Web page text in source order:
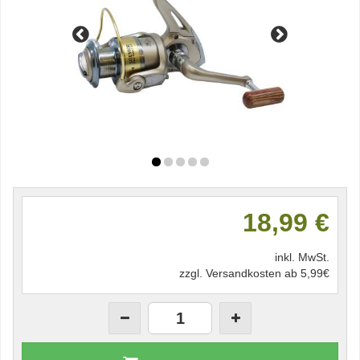
18,99 €
inkl. MwSt.
zzgl. Versandkosten ab 5,99€